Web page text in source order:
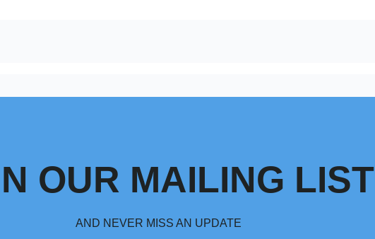
OUR MAILING LIST
AND NEVER MISS AN UPDATE